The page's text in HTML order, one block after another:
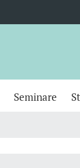
Seminare